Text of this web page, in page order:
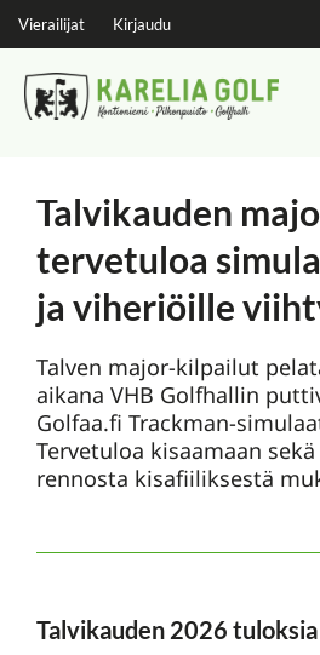
Vierailijat Kirjaudu
Talvikauden
tervetuloa
ja viheriöille
Talven major-kilpailut
aikana VHB Golfhallin
Golfaa.fi Trackman-
Tervetuloa kisaamaan
rennosta kisafiiliksestä
Talvikauden 2026 tuloksia